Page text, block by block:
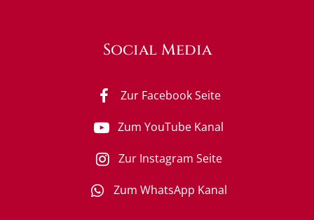
Social Media
Zur Facebook Seite
Zum YouTube Kanal
Zur Instagram Seite
Zum WhatsApp Kanal